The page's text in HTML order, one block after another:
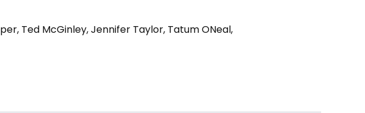
Ted McGinley, Jennifer Taylor, Tatum ONeal,